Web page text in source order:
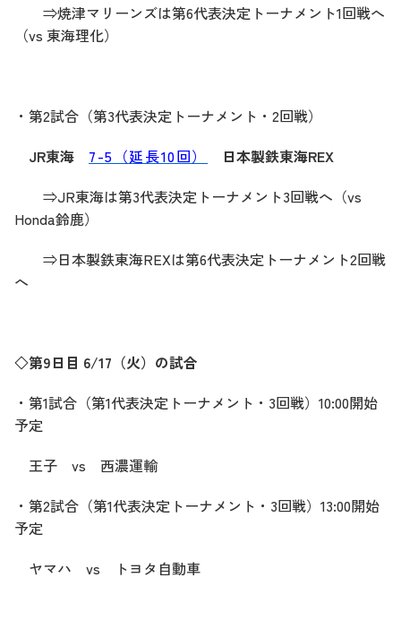
⇒焼津マリーンズは第6代表決定トーナメント1回戦へ
（vs 東海理化）
・第2試合（第3代表決定トーナメント・2回戦）
JR東海
7-5（延長10回）
日本製鉄東海REX
⇒JR東海は第3代表決定トーナメント3回戦へ（vs
Honda鈴鹿）
⇒日本製鉄東海REXは第6代表決定トーナメント2回戦
へ
◇第9日目 6/17（火）の試合
・第1試合（第1代表決定トーナメント・3回戦）10:00開始
予定
王子 vs 西濃運輸
・第2試合（第1代表決定トーナメント・3回戦）13:00開始
予定
ヤマハ vs トヨタ自動車